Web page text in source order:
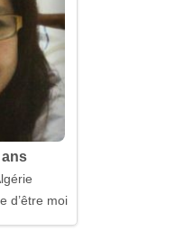
ans
d’être moi-même